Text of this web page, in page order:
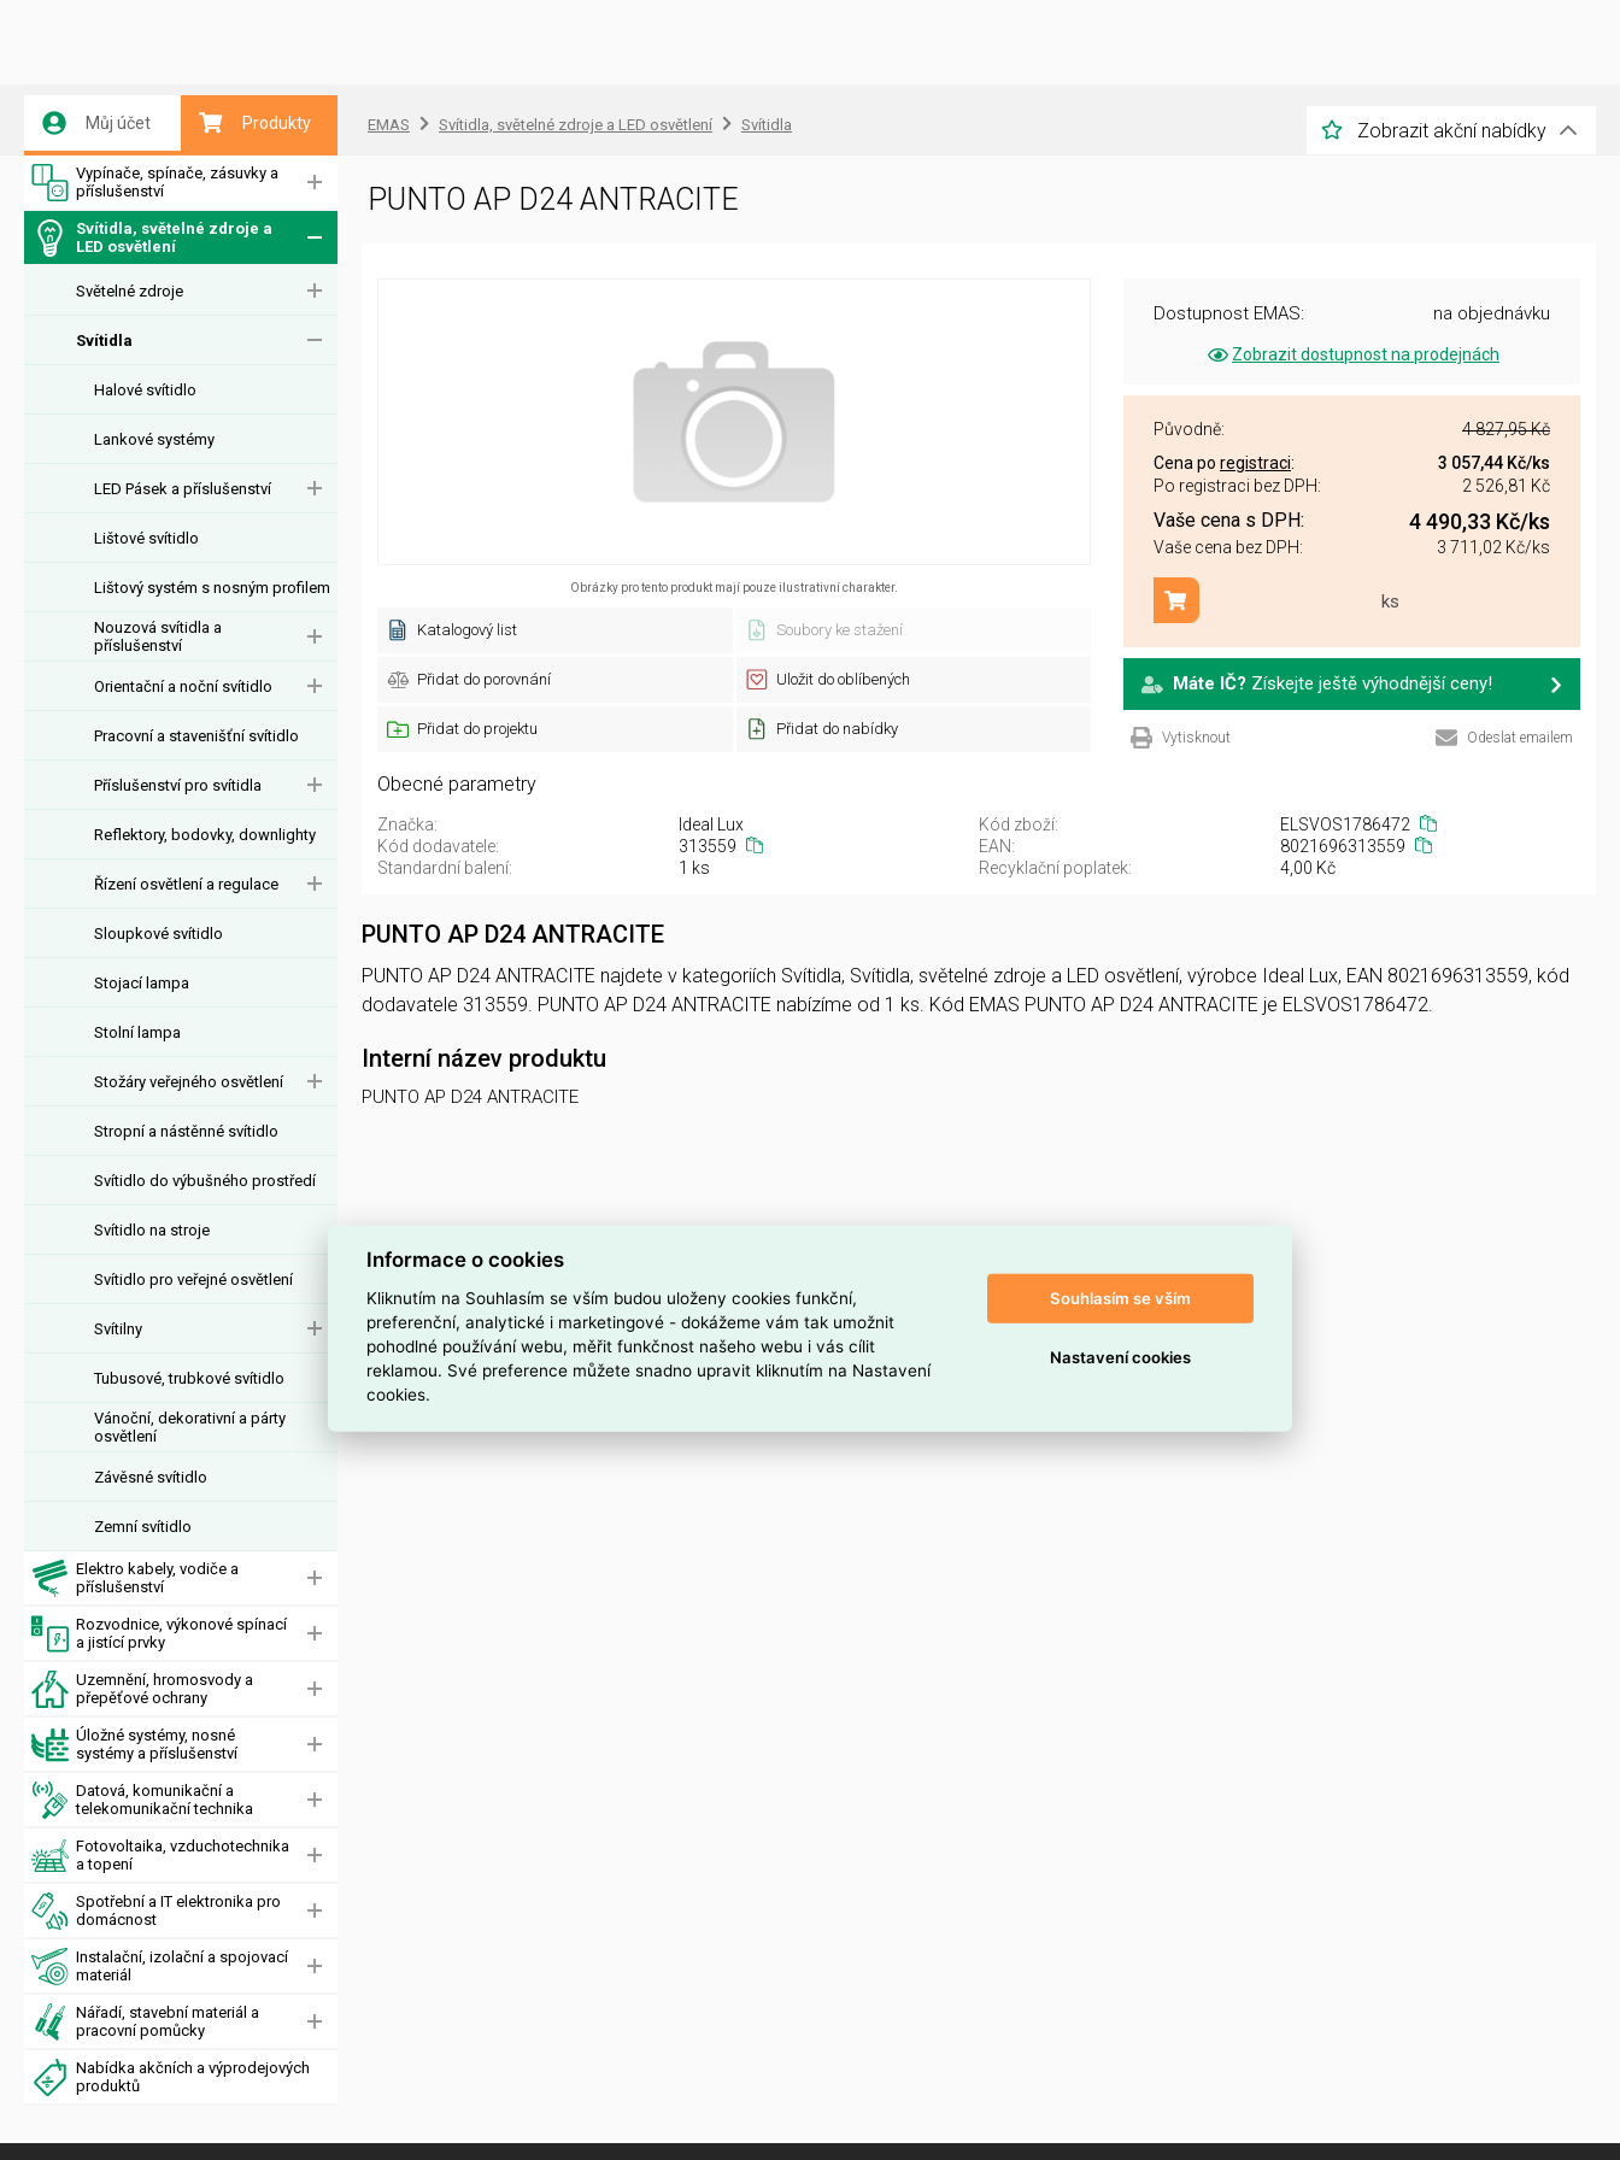
Můj účet Produkty
Vypínače, spínače, zásuvky a
příslušenství
Svítidla, světelné zdroje a
LED osvětlení
Světelné zdroje
Svítidla
Halové svítidlo
Lankové systémy
LED Pásek a příslušenství
Lištové svítidlo
Lištový systém s nosným profilem
Nouzová svítidla a
příslušenství
Orientační a noční svítidlo
Pracovní a stavenišťní svítidlo
Příslušenství pro svítidla
Reflektory, bodovky, downlighty
Řízení osvětlení a regulace
Sloupkové svítidlo
Stojací lampa
Stolní lampa
Stožáry veřejného osvětlení
Stropní a nástěnné svítidlo
Svítidlo do výbušného prostředí
Svítidlo na stroje
Svítidlo pro veřejné osvětlení
Svítilny
Tubusové, trubkové svítidlo
Vánoční, dekorativní a párty
osvětlení
Závěsné svítidlo
Zemní svítidlo
Elektro kabely, vodiče a
příslušenství
Rozvodnice, výkonové spínací
a jistící prvky
Uzemnění, hromosvody a
přepěťové ochrany
Úložné systémy, nosné
systémy a příslušenství
Datová, komunikační a
telekomunikační technika
Fotovoltaika, vzduchotechnika
a topení
Spotřební a IT elektronika pro
domácnost
Instalační, izolační a spojovací
materiál
Nářadí, stavební materiál a
pracovní pomůcky
Nabídka akčních a výprodejových
produktů
EMAS Svítidla, světelné zdroje a LED osvětlení Svítidla Zobrazit akční nabídky
PUNTO AP D24 ANTRACITE
Obrázky pro tento produkt mají pouze ilustrativní charakter.
Katalogový list Soubory ke stažení
Přidat do porovnání Uložit do oblíbených
Přidat do projektu Přidat do nabídky
Dostupnost EMAS: na objednávku
Zobrazit dostupnost na prodejnách
Původně:
4 827,95 Kč
Cena po registraci: 3 057,44 Kč/ks
Po registraci bez DPH:
2 526,81 Kč
Vaše cena s DPH: 4 490,33 Kč/ks
Vaše cena bez DPH: 3 711,02 Kč/ks
ks
Přidat do košíku
Máte IČ? Získejte ještě výhodnější ceny!
Vytisknout Odeslat emailem
Obecné parametry
Značka: Ideal Lux Kód zboží:
ELSVOS1786472
Kód dodavatele:
313559 EAN:
8021696313559
Standardní balení:
1 ks Recyklační poplatek: 4,00 Kč
PUNTO AP D24 ANTRACITE
PUNTO AP D24 ANTRACITE najdete v kategoriích Svítidla, Svítidla, světelné zdroje a LED osvětlení, výrobce Ideal Lux, EAN 8021696313559, kód
dodavatele 313559. PUNTO AP D24 ANTRACITE nabízíme od 1 ks. Kód EMAS PUNTO AP D24 ANTRACITE je ELSVOS1786472.
Interní název produktu
PUNTO AP D24 ANTRACITE
Informace o cookies
Kliknutím na Souhlasím se vším budou uloženy cookies funkční,
preferenční, analytické i marketingové - dokážeme vám tak umožnit
pohodlné používání webu, měřit funkčnost našeho webu i vás cílit
reklamou. Své preference můžete snadno upravit kliknutím na Nastavení
cookies.
Souhlasím se vším
Nastavení cookies